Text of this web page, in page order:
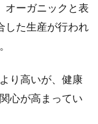
教えます
オーガニックと表
した生産が行われ
り高いが、健康
心が高まってい